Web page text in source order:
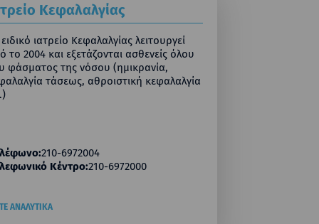
Κεφαλαλγίας
ιατρείο Κεφαλαλγίας λειτουργεί
το 2004 και εξετάζονται ασθενείς όλου
φάσματος της νόσου (ημικρανία,
τάσεως, αθροιστική κεφαλαλγία
210-6972004
Κέντρο:210-6972000
ΑΝΑΛΥΤΙΚΑ